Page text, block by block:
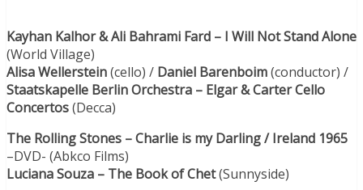
Kayhan Kalhor & Ali Bahrami Fard – I Will Not Stand Alone
(World Village)
Alisa Wellerstein(cello) / Daniel Barenboim(conductor) /
Staatskapelle Berlin Orchestra – Elgar & Carter Cello
Concertos(Decca)
The Rolling Stones – Charlie is my Darling / Ireland 1965
–DVD- (Abkco Films)
Luciana Souza – The Book of Chet(Sunnyside)